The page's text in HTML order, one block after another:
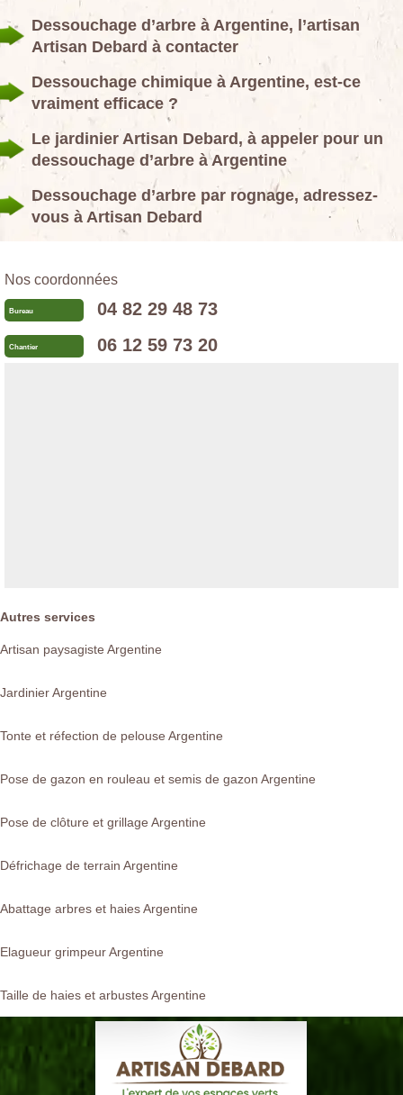
Dessouchage d’arbre à Argentine, l’artisan
Artisan Debard à contacter
Dessouchage chimique à Argentine, est-ce
vraiment efficace ?
Le jardinier Artisan Debard, à appeler pour un
dessouchage d’arbre à Argentine
Dessouchage d’arbre par rognage, adressez-
vous à Artisan Debard
Nos coordonnées
Bureau 04 82 29 48 73
Chantier 06 12 59 73 20
Autres services
Artisan paysagiste Argentine
Jardinier Argentine
Tonte et réfection de pelouse Argentine
Pose de gazon en rouleau et semis de gazon Argentine
Pose de clôture et grillage Argentine
Défrichage de terrain Argentine
Abattage arbres et haies Argentine
Elagueur grimpeur Argentine
Taille de haies et arbustes Argentine